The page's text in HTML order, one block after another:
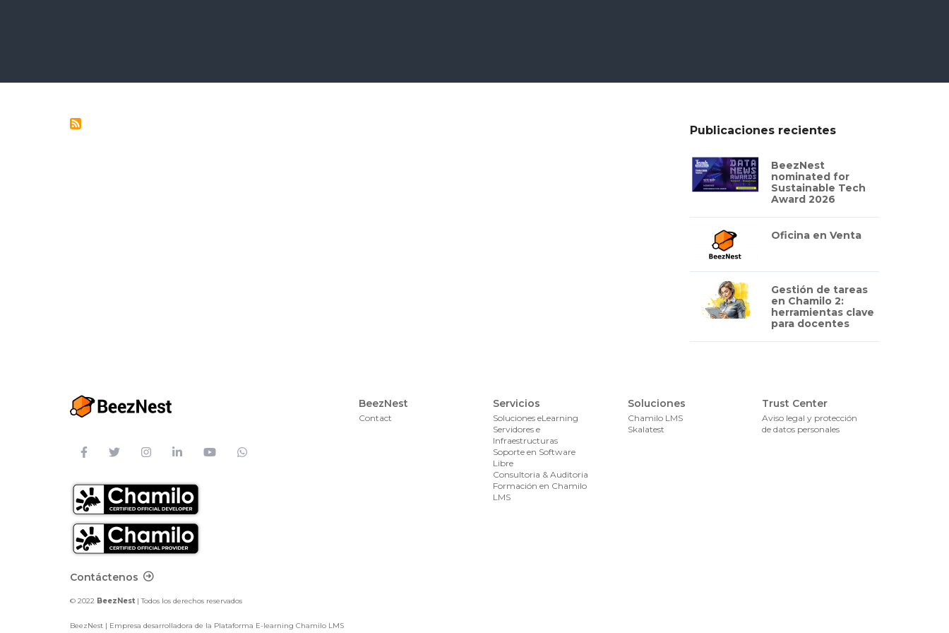
Publicaciones recientes
BeezNest
nominated for
Sustainable Tech
Award 2026
Oficina en Venta
Gestión de tareas
en Chamilo 2:
herramientas clave
para docentes
BeezNest
Contact
Servicios
Soluciones eLearning
Servidores e
Infraestructuras
Soporte en Software
Libre
Consultoria & Auditoria
Formación en Chamilo
LMS
Soluciones
Chamilo LMS
Skalatest
Trust Center
Aviso legal y protección
de datos personales
Footer Contact
Contáctenos
© 2022 BeezNest | Todos los derechos reservados
BeezNest | Empresa desarrolladora de la Plataforma E-learning Chamilo LMS